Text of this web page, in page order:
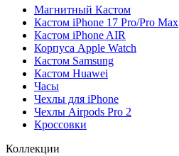
Магнитный Кастом
Кастом iPhone 17 Pro/Pro Max
Кастом iPhone AIR
Корпуса Apple Watch
Кастом Samsung
Кастом Huawei
Часы
Чехлы для iPhone
Чехлы Airpods Pro 2
Кроссовки
Коллекции